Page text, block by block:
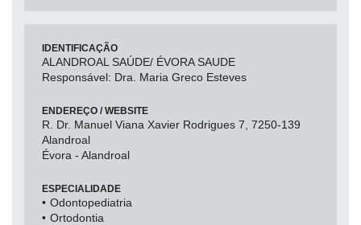
IDENTIFICAÇÃO
ALANDROAL SAÚDE/ ÉVORA SAUDE
Responsável: Dra. Maria Greco Esteves
ENDEREÇO / WEBSITE
R. Dr. Manuel Viana Xavier Rodrigues 7, 7250-139
Alandroal
Évora - Alandroal
ESPECIALIDADE
Odontopediatria
Ortodontia